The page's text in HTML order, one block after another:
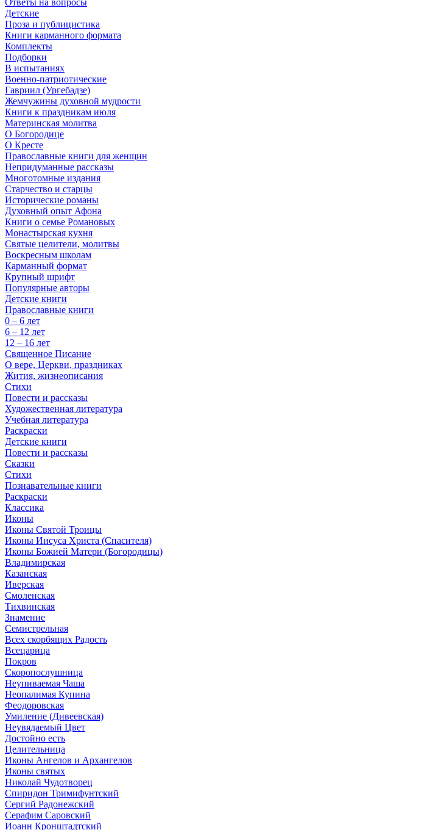
Ответы на вопросы
Детские
Проза и публицистика
Книги карманного формата
Комплекты
Подборки
В испытаниях
Военно-патриотические
Гавриил (Ургебадзе)
Жемчужины духовной мудрости
Книги к праздникам июля
Материнская молитва
О Богородице
О Кресте
Православные книги для женщин
Непридуманные рассказы
Многотомные издания
Старчество и старцы
Исторические романы
Духовный опыт Афона
Книги о семье Романовых
Монастырская кухня
Святые целители, молитвы
Воскресным школам
Карманный формат
Крупный шрифт
Популярные авторы
Детские книги
Православные книги
0 – 6 лет
6 – 12 лет
12 – 16 лет
Священное Писание
О вере, Церкви, праздниках
Жития, жизнеописания
Стихи
Повести и рассказы
Художественная литература
Учебная литература
Раскраски
Детские книги
Повести и рассказы
Сказки
Стихи
Познавательные книги
Раскраски
Классика
Иконы
Иконы Святой Троицы
Иконы Иисуса Христа (Спасителя)
Иконы Божией Матери (Богородицы)
Владимирская
Казанская
Иверская
Смоленская
Тихвинская
Знамение
Семистрельная
Всех скорбящих Радость
Всецарица
Покров
Скоропослушница
Неупиваемая Чаша
Неопалимая Купина
Феодоровская
Умиление (Дивеевская)
Неувядаемый Цвет
Достойно есть
Целительница
Иконы Ангелов и Архангелов
Иконы святых
Николай Чудотворец
Спиридон Тримифунтский
Сергий Радонежский
Серафим Саровский
Иоанн Кронштадтский